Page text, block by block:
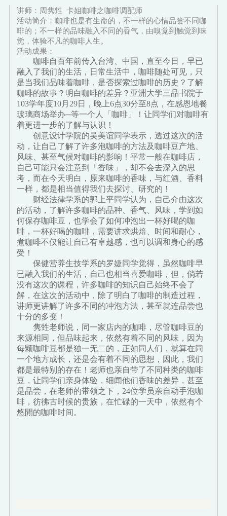
讲师：周隽甡 卡姐咖啡之咖啡调配师
活动简介：咖啡也是有生命的，不一样的心情品尝不同咖
啡的；不一样的品味融入不同的香气，由嗅觉到触觉到味
觉，体验不凡的咖啡人生。
活动成果：
咖啡自百年前传入台湾、中国，直至今日，早已
融入了我们的生活，日常生活中，咖啡随处可见，只
是当我们品味着咖啡，是否探索过咖啡的历史？了解
咖啡的故事？明白咖啡的差异？亚洲大学三品书院于
103学年度10月29日，晚上6点30分至8点，在感恩地餐
玻璃商场举办─等一个人「咖啡」！让同学们对咖啡有
着更进一步的了解与认识！
创意设计学院的吴美谊同学表示，透过这次的活
动，让自己了解了许多泡咖啡的方法及咖啡豆产地、
风味、甚至气候对咖啡的影响！平常一般在咖啡店，
自己可能只会注意到「香味」，却不会去深入的思
考，而在今天明白，原来咖啡的香味，与红酒、香料
一样，都是相当值得我们去探讨、研究的！
财经法律学系的郭上平同学认为，自己介由这次
的活动，了解许多咖啡的品种、香气、风味，学到如
何保存咖啡豆，也学会了如何冲泡出一杯好喝的咖
啡，一杯好喝的咖啡，需要讲求烘焙、时间和耐心，
煮咖啡不仅能让自己有卓越感，也可以调和身心的感
受！
保健营养生技学系的罗婕同学觉得，虽然咖啡早
已融入我们的生活，自己也相当喜爱咖啡，但，倘若
没有这次的课程，许多咖啡的知识自己始终不会了
解，在这次的活动中，除了明白了咖啡的制造过程，
讲师更讲解了许多不同的冲泡方法，甚至就连品尝也
十分的多变！
隽甡老师说，同一家店内的咖啡，尽管咖啡豆的
来源相同，但品味起来，依然有着不同的风味，因为
每颗咖啡豆都是独一无二的，正如同人们，就算在同
一个地方成长，还是会有着不同的思想，因此，我们
都是最特别的存在！老师也亲自带了不同种类的咖啡
豆，让同学们亲身体验，细闻他们香味的差异，甚至
是品尝，在老师的带领之下，24位学员亲自动手泡咖
啡，彷彿古时候的贵族，在忙碌的一天中，依然有个
悠閒的咖啡时间。